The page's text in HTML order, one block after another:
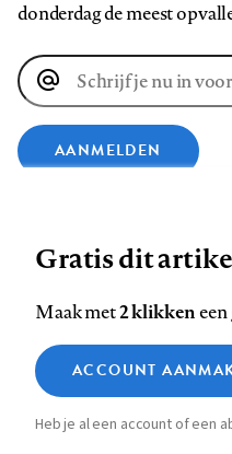
donderdag de meest
E-
mailadres
AANMELDEN
ons
op
Facebook
ons
op
LinkedIn
ons
op
Bluesky
op
Footer
navigation
Contact Colofon
Zie onze cookie policy
Analytische cookies
Marketing cookies
Gratis dit
Maak met2 klikken
ACCOUNT
Heb je al een account of een